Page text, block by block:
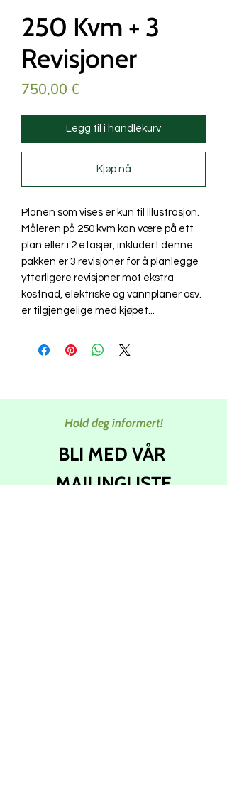
250 Kvm + 3
Revisjoner
750,00 €Pris
Legg til i handlekurv
Kjøp nå
Planen som vises er kun til illustrasjon.
Måleren på 250 kvm kan være på ett
plan eller i 2 etasjer, inkludert denne
pakken er 3 revisjoner for å planlegge
ytterligere revisjoner mot ekstra
kostnad, elektriske og vannplaner osv.
er tilgjengelige med kjøpet...
Hold deg informert!
BLI MED VÅR
MAILINGLISTE